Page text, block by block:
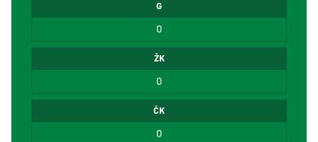
G
0
ŽK
0
ČK
0